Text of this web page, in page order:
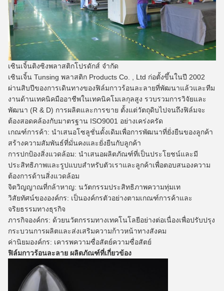
เซินเจิ้นติงซิงพลาสติกโปรดักส์ จำกัด
เซินเจิ้น Tunsing พลาสติก Products Co. , Ltd ก่อตั้งขึ้นในปี 2002
ผ่านสิบปีของการเดินทางของฟิล์มกาวร้อนละลายที่พัฒนาแล้วและทีม
งานด้านเทคนิคมืออาชีพในเทคนิคโมเลกุลสูง รวบรวมการวิจัยและ
พัฒนา (R & D) การผลิตและการขาย ตั้งแต่วัตถุดิบไปจนถึงฟิล์มจะ
ต้องสอดคล้องกับมาตรฐาน ISO9001 อย่างเคร่งครัด
เกณฑ์การค้า: นำเสนอโซลูชั่นดั้งเดิมเพื่อการพัฒนาที่ยั่งยืนของลูกค้า
สร้างความสัมพันธ์ที่มั่นคงและยั่งยืนกับลูกค้า
การปกป้องสิ่งแวดล้อม: นำเสนอผลิตภัณฑ์ที่เป็นประโยชน์และมี
ประสิทธิภาพและรูปแบบสำหรับตัวเราและลูกค้าเพื่อตอบสนองความ
ต้องการด้านสิ่งแวดล้อม
จิตวิญญาณที่กล้าหาญ: นวัตกรรมประสิทธิภาพความทุ่มเท
วิสัยทัศน์ขององค์กร: เป็นองค์กรตัวอย่างตามเกณฑ์การค้าและ
จริยธรรมทางธุรกิจ
ภารกิจองค์กร: ด้วยนวัตกรรมทางเทคโนโลยีอย่างต่อเนื่องเพื่อปรับปรุง
กระบวนการผลิตและส่งเสริมความก้าวหน้าทางสังคม
ค่านิยมองค์กร: เคารพความซื่อสัตย์ความซื่อสัตย์
ฟิล์มกาวร้อนละลาย ผลิตภัณฑ์ที่เกี่ยวข้อง